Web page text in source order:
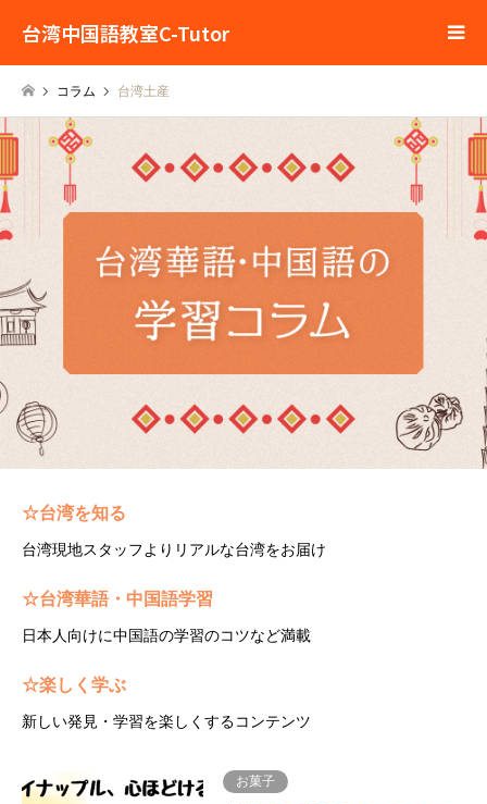
台湾中国語教室C-Tutor
コラム 台湾土産
☆台湾を知る
台湾現地スタッフよりリアルな台湾をお届け
☆台湾華語・中国語学習
日本人向けに中国語の学習のコツなど満載
☆楽しく学ぶ
新しい発見・学習を楽しくするコンテンツ
お菓子